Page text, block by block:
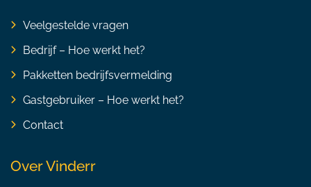
Veelgestelde vragen
Bedrijf – Hoe werkt het?
Pakketten bedrijfsvermelding
Gastgebruiker – Hoe werkt het?
Contact
Over Vinderr